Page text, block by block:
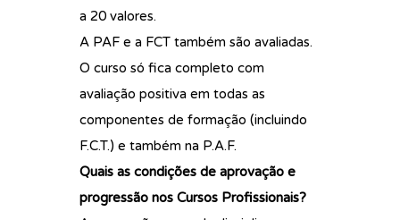
a 20 valores.
A PAF e a FCT também são avaliadas.
O curso só fica completo com
avaliação positiva em todas as
componentes de formação (incluindo
F.C.T.) e também na P.A.F.
Quais as condições de aprovação e
progressão nos Cursos Profissionais?